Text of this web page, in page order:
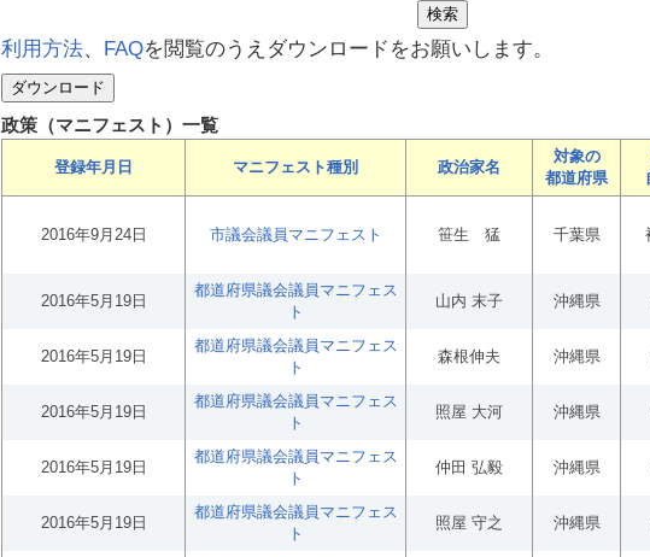
利用方法、 FAQを閲覧のうえダウンロードをお願いします。
政策（マニフェスト）一覧
登録年月日 マニフェスト種別 政治家名
対象の
都道府県
2016年9月24日 市議会議員マニフェスト 笹生 猛 千葉県
2016年5月19日
都道府県議会議員マニフェス
ト
山内 末子 沖縄県
2016年5月19日
都道府県議会議員マニフェス
ト
森根伸夫 沖縄県
2016年5月19日
都道府県議会議員マニフェス
ト
照屋 大河 沖縄県
2016年5月19日
都道府県議会議員マニフェス
ト
仲田 弘毅 沖縄県
2016年5月19日
都道府県議会議員マニフェス
ト
照屋 守之 沖縄県